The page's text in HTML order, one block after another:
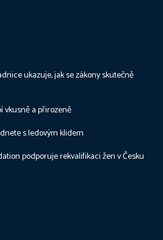
ukazuje, jak se zákony skutečně
vkusně a přirozeně
s ledovým klidem
podporuje rekvalifikaci žen v Česku